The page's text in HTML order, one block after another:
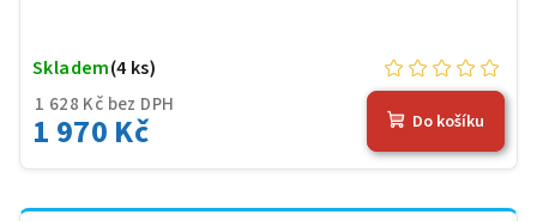
1 628 Kč bez DPH
1 970 Kč
Skladem(4 ks)
Do košíku